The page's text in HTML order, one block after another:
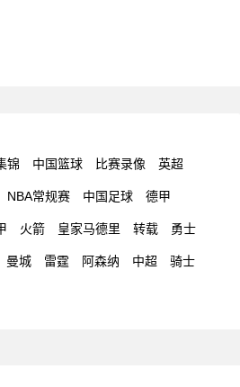
锦 中国篮球 比赛录像 英超
NBA常规赛 中国足球 德甲
火箭 皇家马德里 转载 勇士
曼城 雷霆 阿森纳 中超 骑士